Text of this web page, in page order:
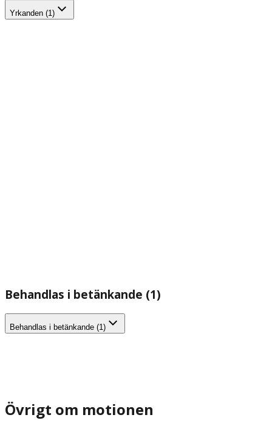
Yrkanden (1)
Behandlas i betänkande (1)
Behandlas i betänkande (1)
Övrigt om motionen